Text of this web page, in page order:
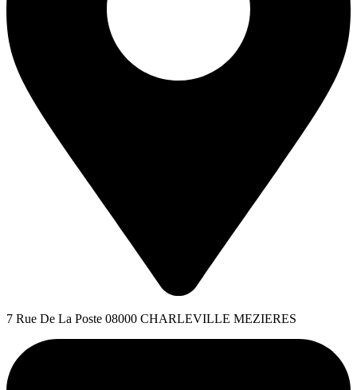
7 Rue De La Poste 08000 CHARLEVILLE MEZIERES